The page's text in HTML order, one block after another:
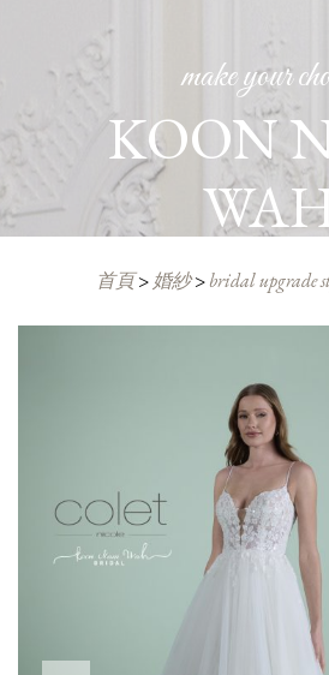
make your
KOON
首頁> 婚紗>bridal upgrade